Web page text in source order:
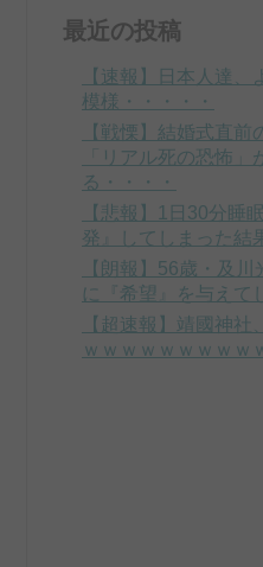
最近の投稿
【速報】日本人達、
模様・・・・・
【戦慄】結婚式直前
「リアル死の恐怖」
る・・・・
【悲報】1日30分睡
発』してしまった結
【朗報】56歳・及
に『希望』を与えて
【超速報】靖國神社
ｗｗｗｗｗｗｗｗｗ